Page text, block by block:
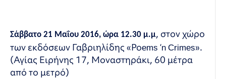
Σάββατο 21 Μαΐου 2016, ώρα 12.30 μ.μ, στον χώρο
των εκδόσεων Γαβριηλίδης «Ροems ‘n Crimes».
(Αγίας Ειρήνης 17, Μοναστηράκι, 60 μέτρα
από το μετρό)